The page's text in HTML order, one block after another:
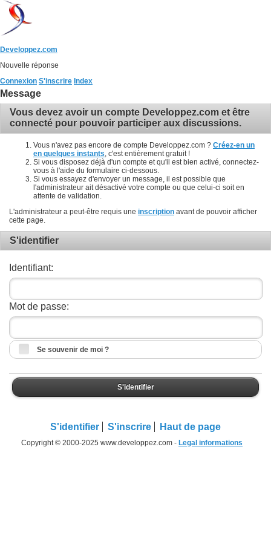
Developpez.com
Nouvelle réponse
Connexion S'inscrire Index
Message
Vous devez avoir un compte Developpez.com et être
connecté pour pouvoir participer aux discussions.
Vous n'avez pas encore de compte Developpez.com ? Créez-en un
en quelques instants , c'est entièrement gratuit !
Si vous disposez déjà d'un compte et qu'il est bien activé, connectez-
vous à l'aide du formulaire ci-dessous.
Si vous essayez d'envoyer un message, il est possible que
l'administrateur ait désactivé votre compte ou que celui-ci soit en
attente de validation.
L'administrateur a peut-être requis une inscription avant de pouvoir afficher
cette page.
S'identifier
Identifiant:
Mot de passe:
Se souvenir de moi ?
S'identifier
S'identifier S'inscrire Haut de page
Copyright © 2000-2025 www.developpez.com - Legal informations